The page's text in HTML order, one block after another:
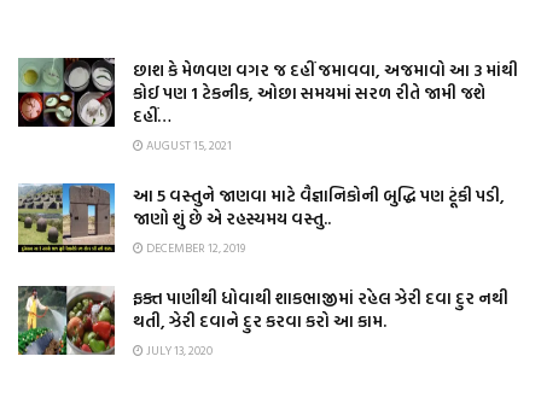
છાશ કે મેળવણ વગર જ દહીં જમાવવા, અજમાવો આ 3 માંથી
કોઈ પણ 1 ટેકનીક, ઓછા સમયમાં સરળ રીતે જામી જશે
દહીં…
AUGUST 15, 2021
આ 5 વસ્તુને જાણવા માટે વૈજ્ઞાનિકોની બુદ્ધિ પણ ટૂંકી પડી,
જાણો શું છે એ રહસ્યમય વસ્તુ..
DECEMBER 12, 2019
ફક્ત પાણીથી ધોવાથી શાકભાજીમાં રહેલ ઝેરી દવા દુર નથી
થતી, ઝેરી દવાને દુર કરવા કરો આ કામ.
JULY 13, 2020